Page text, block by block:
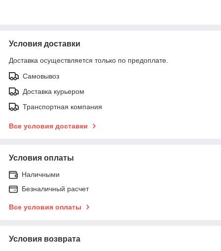
Условия доставки
Доставка осуществляется только по предоплате.
Самовывоз
Доставка курьером
Транспортная компания
Все условия доставки
Условия оплаты
Наличными
Безналичный расчет
Все условия оплаты
Условия возврата